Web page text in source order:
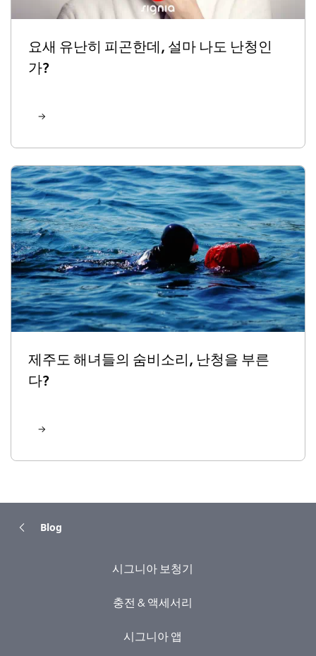
요새 유난히 피곤한데, 설마 나도 난청인
가?
제주도 해녀들의 숨비소리, 난청을 부른
다?
Blog
시그니아 보청기
충전 & 액세서리
시그니아 앱